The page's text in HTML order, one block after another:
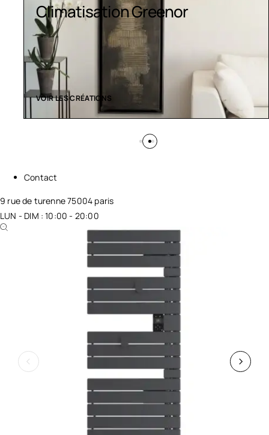
Luminaires LED
VOIR LES CRÉATIONS
Contact
9 rue de turenne 75004 paris
LUN - DIM : 10:00 - 20:00